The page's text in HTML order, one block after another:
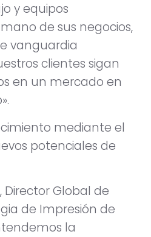
y equipos
de sus negocios,
vanguardia
clientes sigan
en un mercado en
mediante el
potenciales de
Director Global de
de Impresión de
la